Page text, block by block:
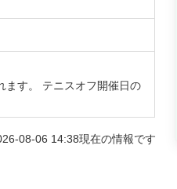
ます。 テニスオフ開催日の
08-06 14:38現在の情報です